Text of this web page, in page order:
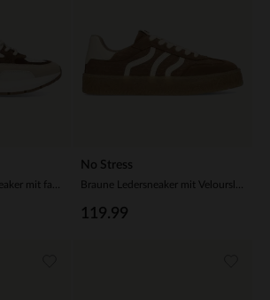
No Stress
119.99